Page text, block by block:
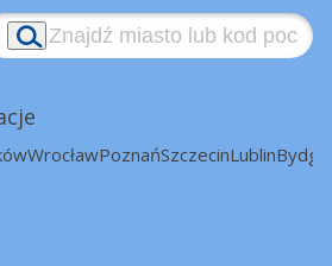
WrocławPoznańSzczecinLublin